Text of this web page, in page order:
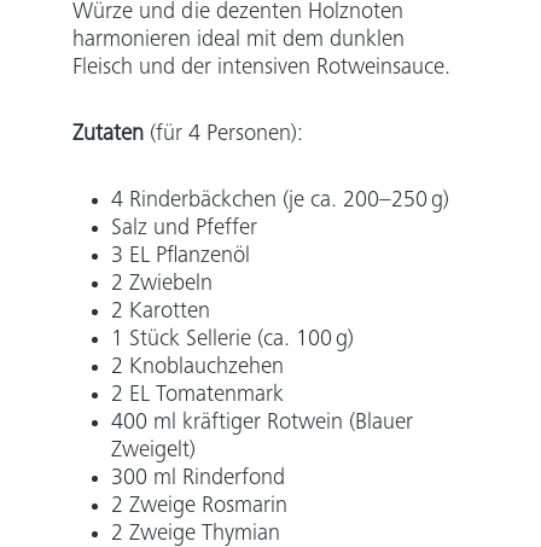
Würze und die dezenten Holznoten
harmonieren ideal mit dem dunklen
Fleisch und der intensiven Rotweinsauce.
Zutaten (für 4 Personen):
4 Rinderbäckchen (je ca. 200–250 g)
Salz und Pfeffer
3 EL Pflanzenöl
2 Zwiebeln
2 Karotten
1 Stück Sellerie (ca. 100 g)
2 Knoblauchzehen
2 EL Tomatenmark
400 ml kräftiger Rotwein (Blauer
Zweigelt)
300 ml Rinderfond
2 Zweige Rosmarin
2 Zweige Thymian